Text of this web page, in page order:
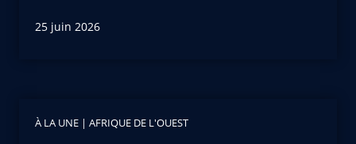
25 juin 2026
À LA UNE | AFRIQUE DE L'OUEST